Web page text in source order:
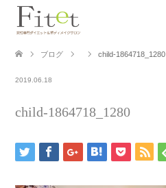
ブログ child-1864718_1280
2019.06.18
child-1864718_1280